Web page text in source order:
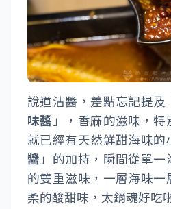
說道沾醬，差點忘記提及
味醬 」，香麻的滋味，
就已經有天然鮮甜海味的
醬 」的加持，瞬間從單
的雙重滋味，一層海味一
柔的酸甜味，太銷魂好吃